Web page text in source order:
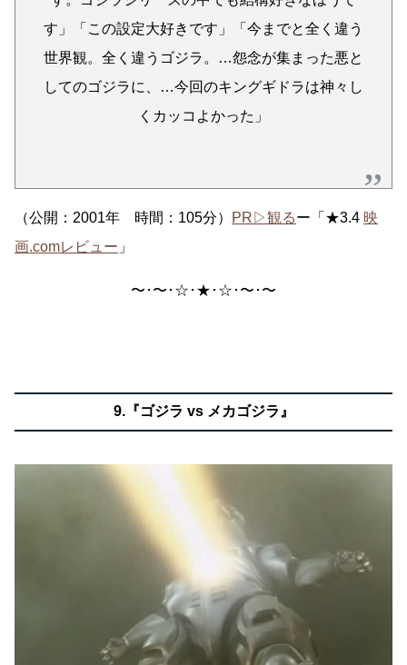
す」「この設定大好きです」「今までと全く違う
世界観。全く違うゴジラ。…怨念が集まった悪と
してのゴジラに、…今回のキングギドラは神々し
くカッコよかった」
（公開：2001年 時間：105分） PR▷観るー「★3.4 映
画.comレビュー 」
〜･〜･☆･★･☆･〜･〜
9.『ゴジラ vs メカゴジラ』